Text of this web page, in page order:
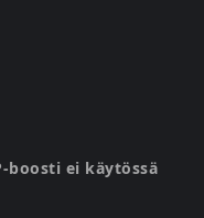
boosti ei käytössä